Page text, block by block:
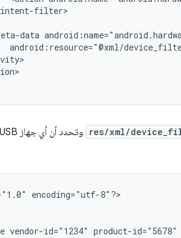
filter>
data
android:resource="@xml/
res/xml/
encoding="utf-8"?>
vendor-id="1234" product-id="5678"